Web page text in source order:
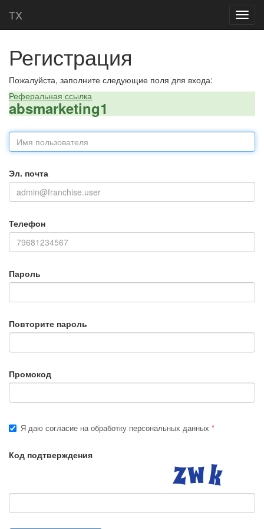
TXГлавная
Регистрация
TX
Пожалуйста, заполните следующие поля для входа:
Реферальная ссылка
absmarketing1
Эл. почта
Телефон
Пароль
Повторите пароль
Промокод
Я даю согласие на обработку персональных данных
Код подтверждения